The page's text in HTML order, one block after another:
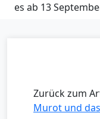
es ab 13
Zurück zum
Murot und